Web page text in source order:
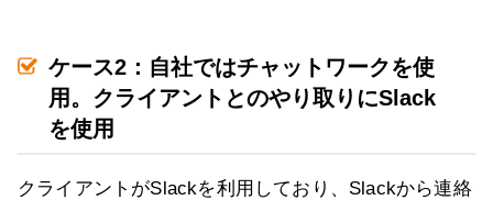
ケース2：自社ではチャットワークを使
用。クライアントとのやり取りにSlack
を使用
クライアントがSlackを利用しており、Slackから連絡